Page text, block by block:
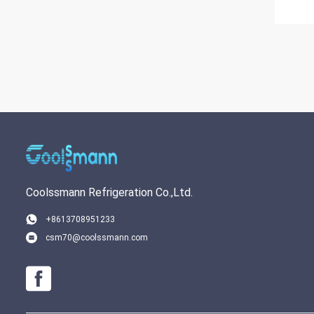
Coolssmann Refrigeration Co.,Ltd.
+8613708951233
csm70@coolssmann.com